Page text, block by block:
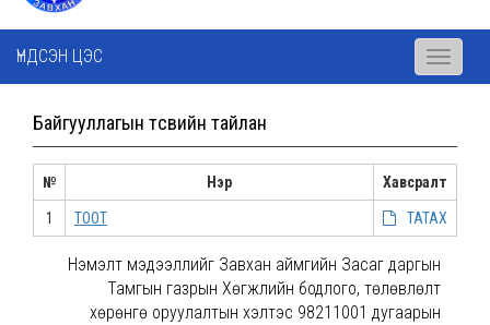
ҮНДСЭН ЦЭС
Toggle
Байгууллагын төсвийн тайлан
№ Нэр Хавсралт
1 ТООТ ТАТАХ
Нэмэлт мэдээллийг Завхан аймгийн Засаг даргын
Тамгын газрын Хөгжлийн бодлого, төлөвлөлт
хөрөнгө оруулалтын хэлтэс 98211001 дугаарын